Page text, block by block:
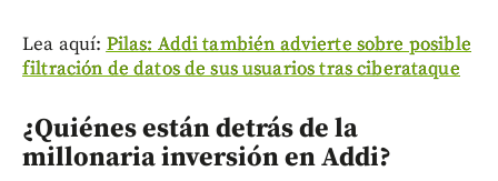
Lea aquí: Pilas: Addi también advierte sobre posible
filtración de datos de sus usuarios tras ciberataque
¿Quiénes están detrás de la
millonaria inversión en Addi?